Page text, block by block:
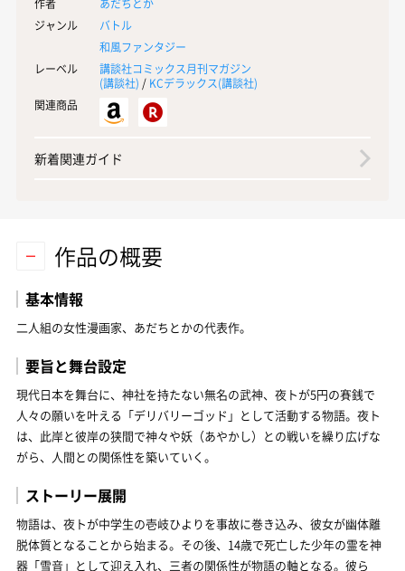
作者
あだちとか
ジャンル
バトル
和風ファンタジー
レーベル
講談社コミックス月刊マガジン
(講談社) / KCデラックス(講談社)
関連商品
新着関連ガイド
作品の概要
基本情報
二人組の女性漫画家、あだちとかの代表作。
要旨と舞台設定
現代日本を舞台に、神社を持たない無名の武神、夜トが5円の賽銭で
人々の願いを叶える「デリバリーゴッド」として活動する物語。夜ト
は、此岸と彼岸の狭間で神々や妖（あやかし）との戦いを繰り広げな
がら、人間との関係性を築いていく。
ストーリー展開
物語は、夜トが中学生の壱岐ひよりを事故に巻き込み、彼女が幽体離
脱体質となることから始まる。その後、14歳で死亡した少年の霊を神
器「雪音」として迎え入れ、三者の関係性が物語の軸となる。彼ら